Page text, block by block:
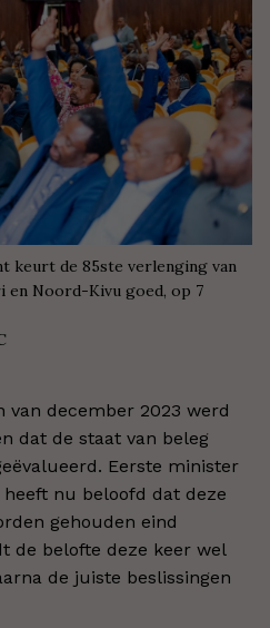
keurt de 85ste verlenging van
en Noord-Kivu goed, op 7
van december 2023 werd
dat de staat van beleg
Eerste minister
nu beloofd dat deze
gehouden eind
de belofte deze keer wel
de juiste beslissingen